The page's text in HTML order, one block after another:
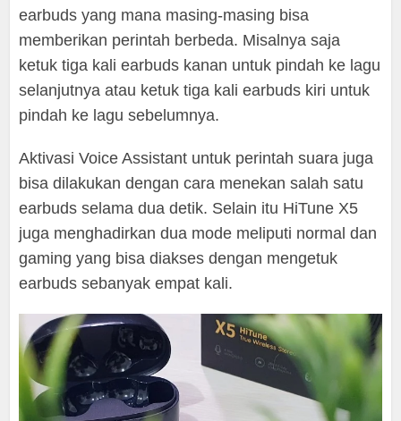
earbuds yang mana masing-masing bisa
memberikan perintah berbeda. Misalnya saja
ketuk tiga kali earbuds kanan untuk pindah ke lagu
selanjutnya atau ketuk tiga kali earbuds kiri untuk
pindah ke lagu sebelumnya.
Aktivasi Voice Assistant untuk perintah suara juga
bisa dilakukan dengan cara menekan salah satu
earbuds selama dua detik. Selain itu HiTune X5
juga menghadirkan dua mode meliputi normal dan
gaming yang bisa diakses dengan mengetuk
earbuds sebanyak empat kali.